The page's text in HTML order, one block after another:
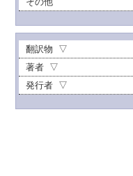
翻訳物
著者
発行者